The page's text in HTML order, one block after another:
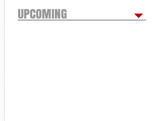
UPCOMING